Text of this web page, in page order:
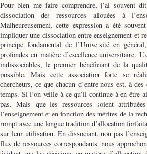
Pour bien me faire comprendre, j’ai souvent
dissociation des ressources allouées à
Malheureusement, cette expression a été
impliquer une dissociation entre enseignement et
principe fondamental de l’Université en
profondes en matière d’excellence universitaire.
indissociables, le premier bénéficiant de la
possible. Mais cette association forte se
chercheurs, ce que chacun d’entre nous est, à
temps. Si l’on veille à ce qu’il continue à en être
pas. Mais que les ressources soient
l’enseignement et en fonction des mérites de la
rompt avec une longue tradition d’allocation
sur leur utilisation. En dissociant, non pas
flux de ressources correspondants, nous